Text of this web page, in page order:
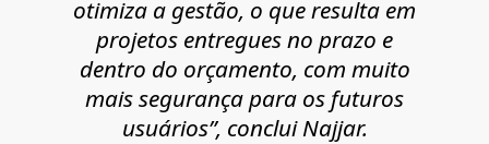
otimiza a gestão, o que resulta em
projetos entregues no prazo e
dentro do orçamento, com muito
mais segurança para os futuros
usuários”, conclui Najjar.